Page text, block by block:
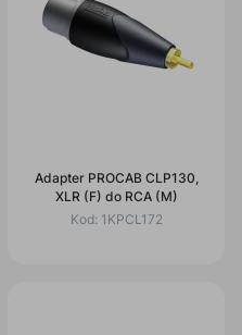
Adapter PROCAB CLP130,
XLR (F) do RCA (M)
Kod: 1KPCL172